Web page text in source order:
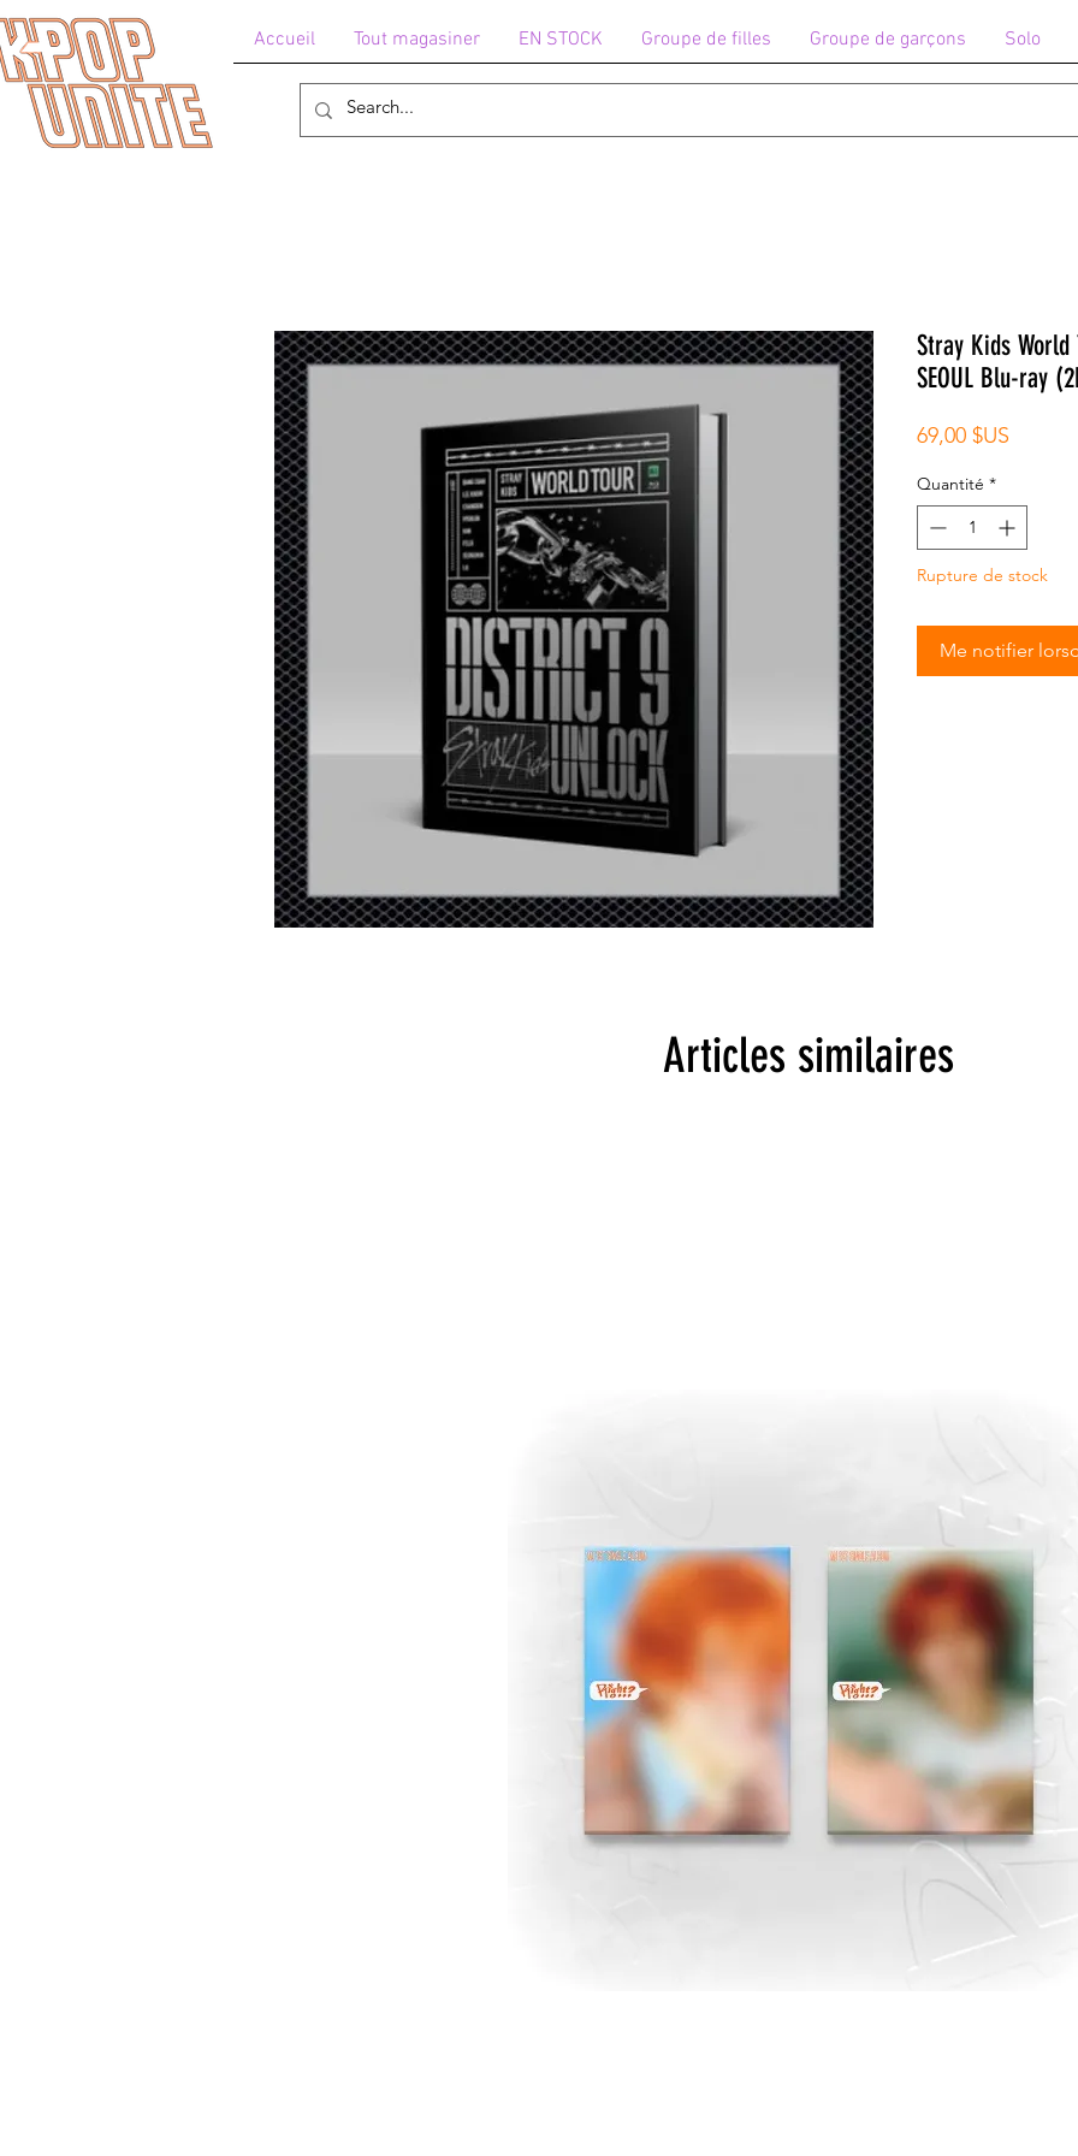
Accueil Tout magasiner EN STOCK Groupe de filles Groupe de garçons Solo
Stray Kids
SEOUL Blu-ray
69,00 $US
Quantité *
Rupture de stock
Me notifier
Articles similaires